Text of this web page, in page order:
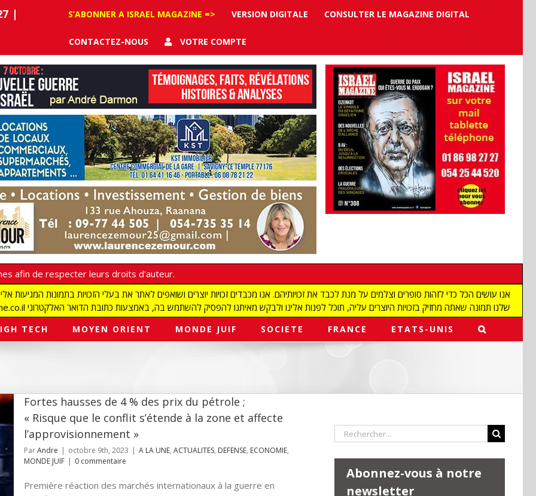
|
S’ABONNER A ISRAEL MAGAZINE => VERSION DIGITALE CONSULTER LE MAGAZINE DIGITAL
CONTACTEZ-NOUS VOTRE COMPTE
afin de respecter leurs droits d'auteur.
redaction@israelmagazine.co.il שלנו תמונה שאתה מחזיק בזכויות היוצרים עליה, תוכל לפנות אלינו ולבקש מאיתנו להפסיק להשתמש בה, באמצעות כתובת הדואר האלקטרוני
TECH MOYEN ORIENT MONDE JUIF SOCIETE FRANCE ETATS-UNIS
Fortes hausses de 4 % des prix du pétrole ;
« Risque que le conflit s’étende à la zone et affecte
l’approvisionnement »
ParAndre | octobre 9th, 2023 | A LA UNE, ACTUALITES, DEFENSE, ECONOMIE,
MONDE JUIF | 0 commentaire
Première réaction des marchés internationaux à la guerre en
Rechercher:
Abonnez-vous à notre
newsletter